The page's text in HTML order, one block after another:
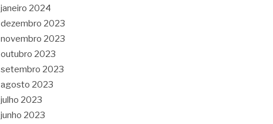
janeiro 2024
dezembro 2023
novembro 2023
outubro 2023
setembro 2023
agosto 2023
julho 2023
junho 2023